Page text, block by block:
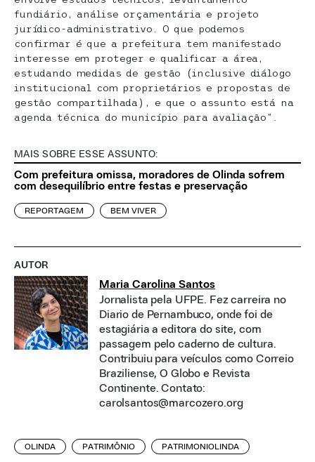
fundiário, análise orçamentária e projeto
jurídico-administrativo. O que podemos
confirmar é que a prefeitura tem manifestado
interesse em proteger e qualificar a área,
estudando medidas de gestão (inclusive diálogo
institucional com proprietários e propostas de
gestão compartilhada), e que o assunto está na
agenda técnica do município para avaliação”.
MAIS SOBRE ESSE ASSUNTO:
Com prefeitura omissa, moradores de Olinda sofrem
com desequilíbrio entre festas e preservação
REPORTAGEM BEM VIVER
AUTOR
Maria Carolina Santos
Jornalista pela UFPE. Fez carreira no
Diario de Pernambuco, onde foi de
estagiária a editora do site, com
passagem pelo caderno de cultura.
Contribuiu para veículos como Correio
Braziliense, O Globo e Revista
Continente. Contato:
carolsantos@marcozero.org
OLINDA PATRIMÔNIO PATRIMONIOLINDA